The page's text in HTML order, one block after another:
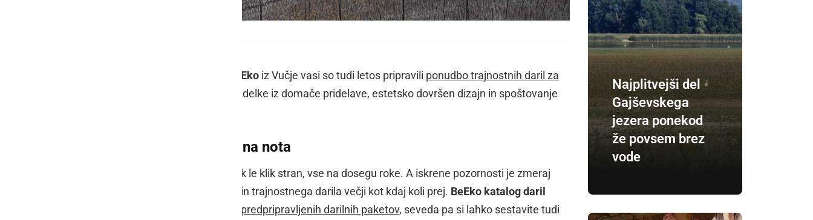
eko kmetiji Paldauf – BeEko iz Vučje vasi so tudi letos pripravili ponudbo trajnostnih daril za
, ki združuje kakovostne izdelke iz domače pridelave, estetsko dovršen dizajn in spoštovanje
Trajnost, lokalnost in osebna nota
Živimo v času, ko je katerikoli izdelek le klik stran, vse na dosegu roke. A iskrene pozornosti je zmeraj
manj. Zato je učinek premišljenega in trajnostnega darila večji kot kdaj koli prej. BeEko katalog daril
več kot 30 izvirnih predpripravljenih darilnih paketov, seveda pa si lahko sestavite tudi
Najplitvejši del
Gajševskega
jezera ponekod
že povsem brez
vode